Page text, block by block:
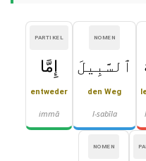
NOMEN
ٱلسَّبِيلَ
den Weg
l-sabīla
PARTIKEL
إِمَّا
entweder
immā
NOMEN